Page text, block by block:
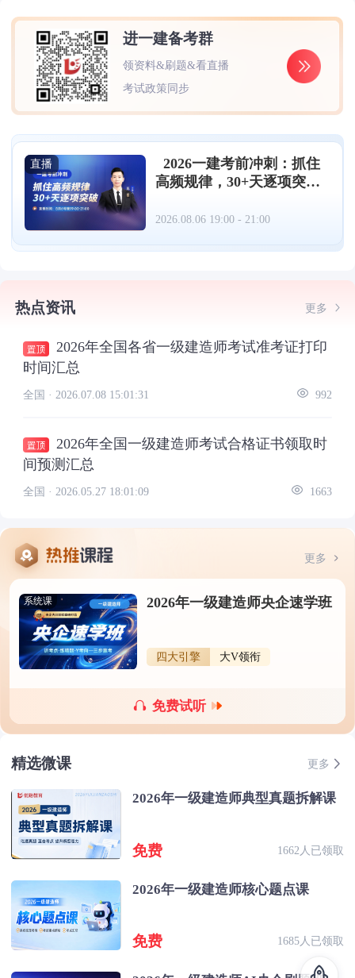
进一建备考群
领资料&刷题&看直播
考试政策同步
直播
2026一建考前冲刺：抓住
高频规律，30+天逐项突破
2026.08.06 19:00 - 21:00
热点资讯 更多
2026年全国各省一级建造师考试准考证打印
时间汇总
全国 · 2026.07.08 15:01:31 992
2026年全国一级建造师考试合格证书领取时
间预测汇总
全国 · 2026.05.27 18:01:09 1663
更多
系统课 2026年一级建造师央企速学班
四大引擎 大V领衔
免费试听
精选微课 更多
2026年一级建造师典型真题拆解课
免费 1662人已领取
2026年一级建造师核心题点课
免费 1685人已领取